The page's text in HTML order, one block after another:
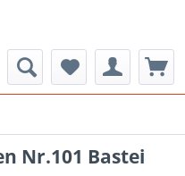
Nr.101 Bastei